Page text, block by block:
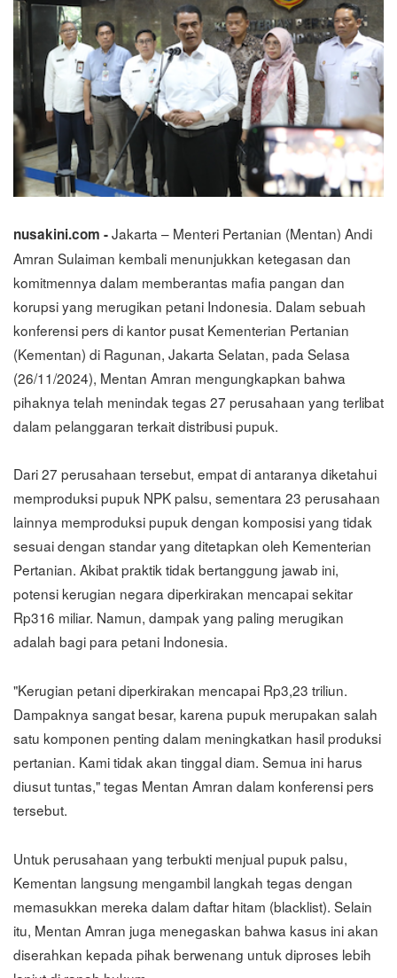
nusakini.com -Jakarta – Menteri Pertanian (Mentan) Andi
Amran Sulaiman kembali menunjukkan ketegasan dan
komitmennya dalam memberantas mafia pangan dan
korupsi yang merugikan petani Indonesia. Dalam sebuah
konferensi pers di kantor pusat Kementerian Pertanian
(Kementan) di Ragunan, Jakarta Selatan, pada Selasa
(26/11/2024), Mentan Amran mengungkapkan bahwa
pihaknya telah menindak tegas 27 perusahaan yang terlibat
dalam pelanggaran terkait distribusi pupuk.
Dari 27 perusahaan tersebut, empat di antaranya diketahui
memproduksi pupuk NPK palsu, sementara 23 perusahaan
lainnya memproduksi pupuk dengan komposisi yang tidak
sesuai dengan standar yang ditetapkan oleh Kementerian
Pertanian. Akibat praktik tidak bertanggung jawab ini,
potensi kerugian negara diperkirakan mencapai sekitar
Rp316 miliar. Namun, dampak yang paling merugikan
adalah bagi para petani Indonesia.
"Kerugian petani diperkirakan mencapai Rp3,23 triliun.
Dampaknya sangat besar, karena pupuk merupakan salah
satu komponen penting dalam meningkatkan hasil produksi
pertanian. Kami tidak akan tinggal diam. Semua ini harus
diusut tuntas," tegas Mentan Amran dalam konferensi pers
tersebut.
Untuk perusahaan yang terbukti menjual pupuk palsu,
Kementan langsung mengambil langkah tegas dengan
memasukkan mereka dalam daftar hitam (blacklist). Selain
itu, Mentan Amran juga menegaskan bahwa kasus ini akan
diserahkan kepada pihak berwenang untuk diproses lebih